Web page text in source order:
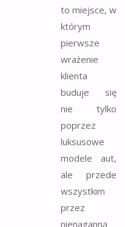
to miejsce, w
którym
pierwsze
wrażenie
klienta
buduje się
nie tylko
poprzez
luksusowe
modele aut,
ale przede
wszystkim
przez
nienaganną